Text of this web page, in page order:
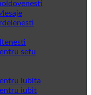
sefu
iubita
iubit